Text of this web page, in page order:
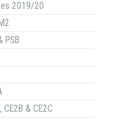
2019/20
PSB
& CE2C